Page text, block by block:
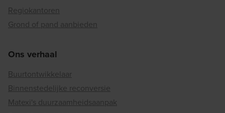
Regiokantoren
Grond of pand aanbieden
Ons verhaal
Buurtontwikkelaar
Binnenstedelijke reconversie
Matexi's duurzaamheidsaanpak